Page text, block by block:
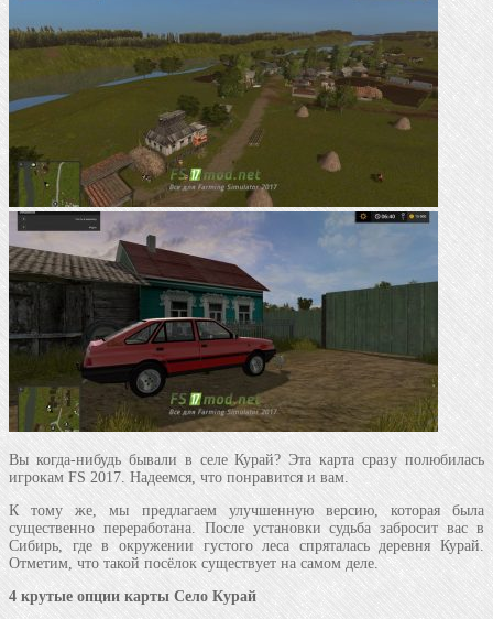
Вы когда-нибудь бывали в селе Курай? Эта карта сразу полюбилась
игрокам FS 2017. Надеемся, что понравится и вам.
К тому же, мы предлагаем улучшенную версию, которая была
существенно переработана. После установки судьба забросит вас в
Сибирь, где в окружении густого леса спряталась деревня Курай.
Отметим, что такой посёлок существует на самом деле.
4 крутые опции карты Село Курай